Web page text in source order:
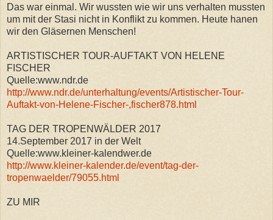
Das war einmal. Wir wussten wie wir uns verhalten mussten
um mit der Stasi nicht in Konflikt zu kommen. Heute hanen
wir den Gläsernen Menschen!
ARTISTISCHER TOUR-AUFTAKT VON HELENE
FISCHER
Quelle:www.ndr.de
http://www.ndr.de/unterhaltung/events/Artistischer-Tour-
Auftakt-von-Helene-Fischer-,fischer878.html
TAG DER TROPENWÄLDER 2017
14.September 2017 in der Welt
Quelle:www.kleiner-kalendwer.de
http://www.kleiner-kalender.de/event/tag-der-
tropenwaelder/79055.html
ZU MIR